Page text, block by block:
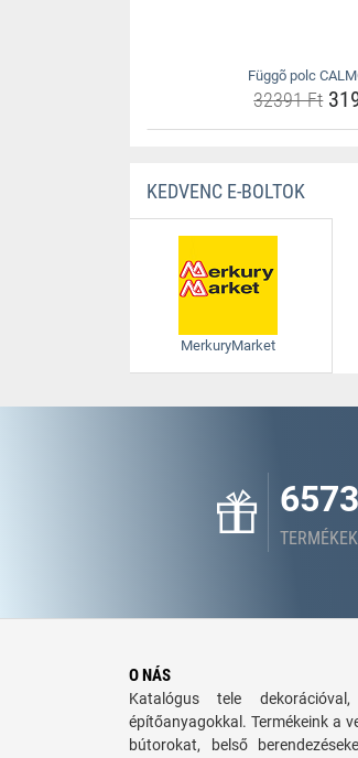
Függõ polc
32391 Ft
KEDVENC E-BOLTOK
MerkuryMarket
TERMÉKEK
O NÁS
Katalógus tele
építőanyagokkal. Termékeink a
bútorokat, belső